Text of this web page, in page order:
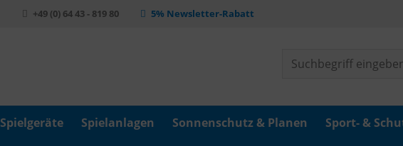
+49 (0) 64 43 - 819 80 5% Newsletter-Rabatt
Spielgeräte Spielanlagen Sonnenschutz & Planen Sport- &